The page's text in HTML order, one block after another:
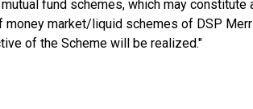
fund schemes, which may
market/liquid schemes of DSP
of the Scheme will be realized."